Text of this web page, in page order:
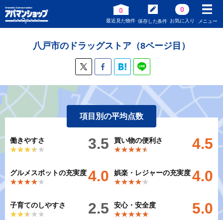
0
最近見た物件 保存した条件
0
お気に入り メニュー
八戸市のドラッグストア（8ページ目）
項目別の平均点数
働きやすさ
★★★★★
★★★★★ 3.5
買い物の便利さ
★★★★★
★★★★★ 4.5
グルメスポットの充実度
★★★★★
★★★★★ 4.0
娯楽・レジャーの充実度
★★★★★
★★★★★ 4.0
子育てのしやすさ
★★★★★
★★★★★ 2.5
安心・安全度
★★★★★
★★★★★ 5.0